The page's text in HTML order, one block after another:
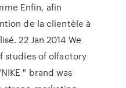
Enfin, afin
de la clientèle à
22 Jan 2014 We
studies of olfactory
" brand was